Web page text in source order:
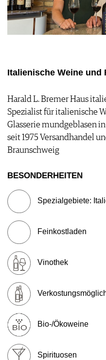
TIPPS & TRICKS
NEWS
FOOD PAIRING TABELLE
KULINARIK
REZEPTE
REPORTAGEN
DOSSIER
WINEGUIDES
ABO
ARCHIV
VORTEILSWELT
MEDIATHEK
APPS
BÜCHER
ARCHIV
ANMELDEN
AWARDS
GEWINNSPIELE
VORTEILSWELT
TRINKREIFETABELLE
ABO
NEWSLETTER
WINE TRADE CLUB
REDAKTION
JOBS
WERBUNG
PRESSE
IMPRESSUM
AGB & DATENSCHUTZ
Italienische Weine und
Harald L. Bremer Haus
Spezialist für italienische
Glasserie mundgeblasen
seit 1975 Versandhandel
Braunschweig
BESONDERHEITEN
Spezialgebiete:
Feinkostladen
Vinothek
Bio-/Ökoweine
Spirituosen